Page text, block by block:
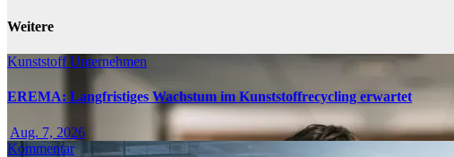
Weitere
KunststoffUnternehmen
EREMA: Langfristiges Wachstum im Kunststoffrecycling erwartet
Aug. 7, 2026
Kommentar